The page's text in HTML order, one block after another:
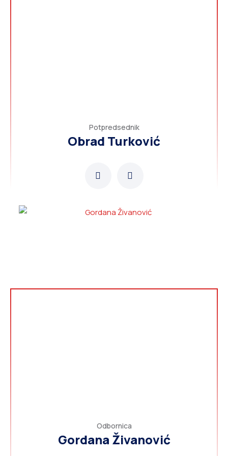
Potpredsednik
Obrad Turković
Odbornica
Gordana Živanović